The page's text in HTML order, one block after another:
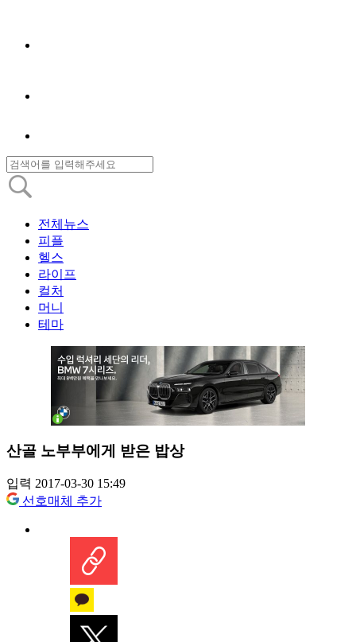
전체뉴스
피플
헬스
라이프
컬처
머니
테마
산골 노부부에게 받은 밥상
입력 2017-03-30 15:49
선호매체 추가